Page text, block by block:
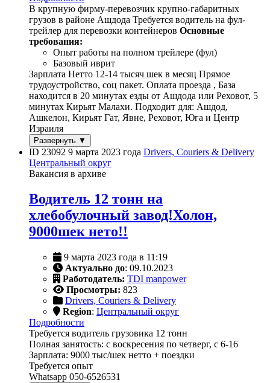
В крупную фирму-перевозчик крупно-габаритных
грузов в районе Ашдода Требуется водитель на фул-
трейлер для перевозки контейнеров Основные
требования:
Опыт работы на полном трейлере (фул)
Базовый иврит
Зарплата Нетто 12-14 тысяч шек в месяц Прямое
трудоустройство, соц пакет. Оплата проезда , База
находится в 20 минутах езды от Ашдода или Реховот, 5
минутах Кирьят Малахи. Подходит для: Ашдод,
Ашкелон, Кирьят Гат, Явне, Реховот, Юга и Центр
Израиля
Развернуть ▼
ID 23092 9 марта 2023 года Drivers, Couriers & Delivery
Центральный округ
Вакансия в архиве
Водитель 12 тонн на
хлебобулочный завод!Холон,
9000шек нето!!
9 марта 2023 года в 11:19
Актуально до: 09.10.2023
Работодатель: TDI manpower
Просмотры: 823
Drivers, Couriers & Delivery
Region: Центральный округ
Подробности
Требуется водитель грузовика 12 тонн
Полная занятость: с воскресения по четверг, с 6-16
Зарплата: 9000 тыс/шек нетто + поездки
Требуется опыт
Whatsapp 050-6526531